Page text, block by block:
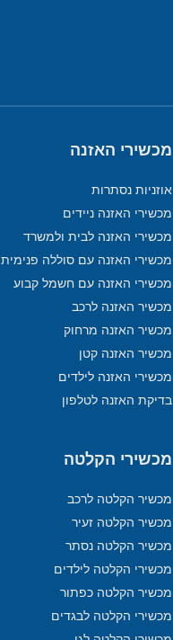
מכשירי האזנה
אוזניות נסתרות
מכשירי האזנה ניידים
מכשירי האזנה לבית ולמשרד
מכשירי האזנה עם סוללה פנימית
מכשירי האזנה עם חשמל קבוע
מכשיר האזנה לרכב
מכשיר האזנה מרחוק
מכשיר האזנה קטן
מכשירי האזנה לילדים
בדיקת האזנה לטלפון
מכשירי הקלטה
מכשיר הקלטה לרכב
מכשיר הקלטה זעיר
מכשיר הקלטה נסתר
מכשירי הקלטה לילדים
מכשיר הקלטה כפתור
מכשירי הקלטה לבגדים